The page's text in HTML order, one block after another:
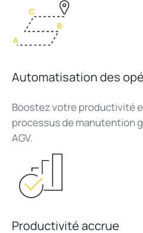
Automatisation des
Boostez votre productivité
processus de manutention
AGV.
Productivité accrue